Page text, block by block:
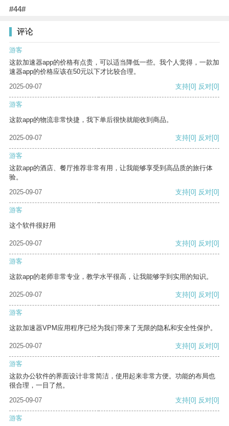
#44#
评论
游客
这款加速器app的价格有点贵，可以适当降低一些。我个人觉得，一款加
速器app的价格应该在50元以下才比较合理。
2025-09-07
支持[0] 反对[0]
游客
这款app的物流非常快捷，我下单后很快就能收到商品。
2025-09-07 支持[0] 反对[0]
游客
这款app的酒店、餐厅推荐非常有用，让我能够享受到高品质的旅行体
验。
2025-09-07
支持[0] 反对[0]
游客
这个软件很好用
2025-09-07 支持[0] 反对[0]
游客
这款app的老师非常专业，教学水平很高，让我能够学到实用的知识。
2025-09-07 支持[0] 反对[0]
游客
这款加速器VPM应用程序已经为我们带来了无限的隐私和安全性保护。
2025-09-07 支持[0] 反对[0]
游客
这款办公软件的界面设计非常简洁，使用起来非常方便。功能的布局也
很合理，一目了然。
2025-09-07
支持[0] 反对[0]
游客